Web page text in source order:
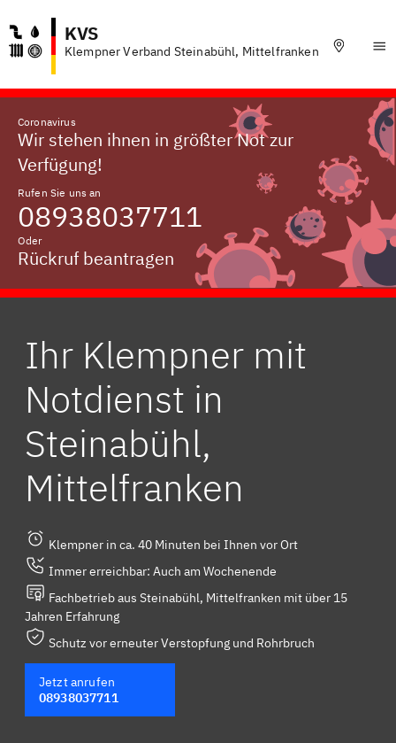
KVS
Klempner Verband Steinabühl, Mittelfranken
Coronavirus
Wir stehen ihnen in größter Not zur
Verfügung!
Rufen Sie uns an
08938037711
Oder
Rückruf beantragen
Ihr Klempner mit
Notdienst in
Steinabühl,
Mittelfranken
Klempner in ca. 40 Minuten bei Ihnen vor Ort
Immer erreichbar: Auch am Wochenende
Fachbetrieb aus Steinabühl, Mittelfranken mit über 15
Jahren Erfahrung
Schutz vor erneuter Verstopfung und Rohrbruch
Jetzt anrufen
08938037711